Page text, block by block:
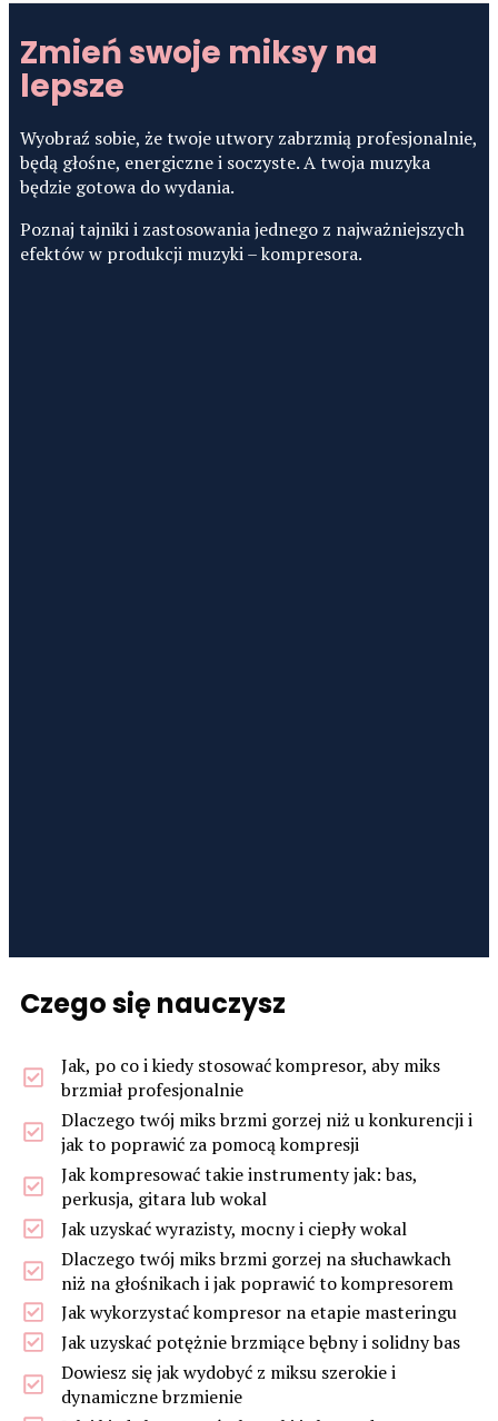
Zmień swoje miksy na
lepsze
Wyobraź sobie, że twoje utwory zabrzmią profesjonalnie,
będą głośne, energiczne i soczyste. A twoja muzyka
będzie gotowa do wydania.
Poznaj tajniki i zastosowania jednego z najważniejszych
efektów w produkcji muzyki – kompresora.
Czego się nauczysz
Jak, po co i kiedy stosować kompresor, aby miks
brzmiał profesjonalnie
Dlaczego twój miks brzmi gorzej niż u konkurencji i
jak to poprawić za pomocą kompresji
Jak kompresować takie instrumenty jak: bas,
perkusja, gitara lub wokal
Jak uzyskać wyrazisty, mocny i ciepły wokal
Dlaczego twój miks brzmi gorzej na słuchawkach
niż na głośnikach i jak poprawić to kompresorem
Jak wykorzystać kompresor na etapie masteringu
Jak uzyskać potężnie brzmiące bębny i solidny bas
Dowiesz się jak wydobyć z miksu szerokie i
dynamiczne brzmienie